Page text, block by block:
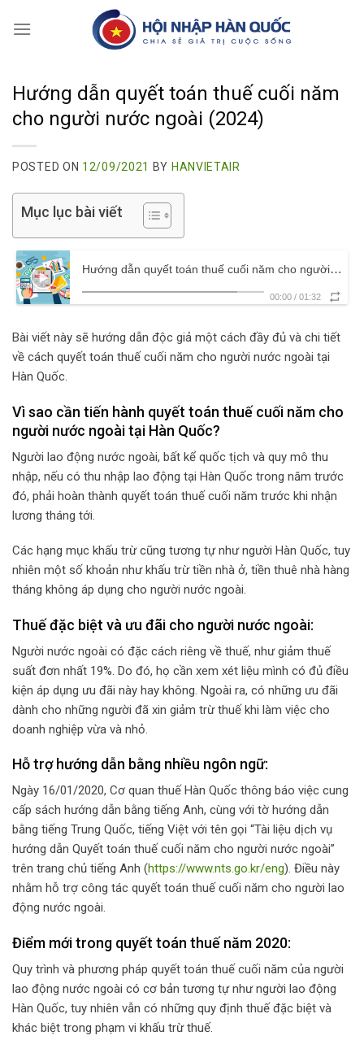
Hướng dẫn quyết toán thuế cuối năm
cho người nước ngoài (2024)
POSTED ON 12/09/2021 BY HANVIETAIR
Mục lục bài viết
Hướng dẫn quyết toán thuế cuối năm cho người nước ngoài (2024)
00:00 / 01:32
Bài viết này sẽ hướng dẫn độc giả một cách đầy đủ và chi tiết
về cách quyết toán thuế cuối năm cho người nước ngoài tại
Hàn Quốc.
Vì sao cần tiến hành quyết toán thuế cuối năm cho
người nước ngoài tại Hàn Quốc?
Người lao động nước ngoài, bất kể quốc tịch và quy mô thu
nhập, nếu có thu nhập lao động tại Hàn Quốc trong năm trước
đó, phải hoàn thành quyết toán thuế cuối năm trước khi nhận
lương tháng tới.
Các hạng mục khấu trừ cũng tương tự như người Hàn Quốc, tuy
nhiên một số khoản như khấu trừ tiền nhà ở, tiền thuê nhà hàng
tháng không áp dụng cho người nước ngoài.
Thuế đặc biệt và ưu đãi cho người nước ngoài:
Người nước ngoài có đặc cách riêng về thuế, như giảm thuế
suất đơn nhất 19%. Do đó, họ cần xem xét liệu mình có đủ điều
kiện áp dụng ưu đãi này hay không. Ngoài ra, có những ưu đãi
dành cho những người đã xin giảm trừ thuế khi làm việc cho
doanh nghiệp vừa và nhỏ.
Hỗ trợ hướng dẫn bằng nhiều ngôn ngữ:
Ngày 16/01/2020, Cơ quan thuế Hàn Quốc thông báo việc cung
cấp sách hướng dẫn bằng tiếng Anh, cùng với tờ hướng dẫn
bằng tiếng Trung Quốc, tiếng Việt với tên gọi “Tài liệu dịch vụ
hướng dẫn Quyết toán thuế cuối năm cho người nước ngoài”
trên trang chủ tiếng Anh (https://www.nts.go.kr/eng). Điều này
nhằm hỗ trợ công tác quyết toán thuế cuối năm cho người lao
động nước ngoài.
Điểm mới trong quyết toán thuế năm 2020:
Quy trình và phương pháp quyết toán thuế cuối năm của người
lao động nước ngoài có cơ bản tương tự như người lao động
Hàn Quốc, tuy nhiên vẫn có những quy định thuế đặc biệt và
khác biệt trong phạm vi khấu trừ thuế.